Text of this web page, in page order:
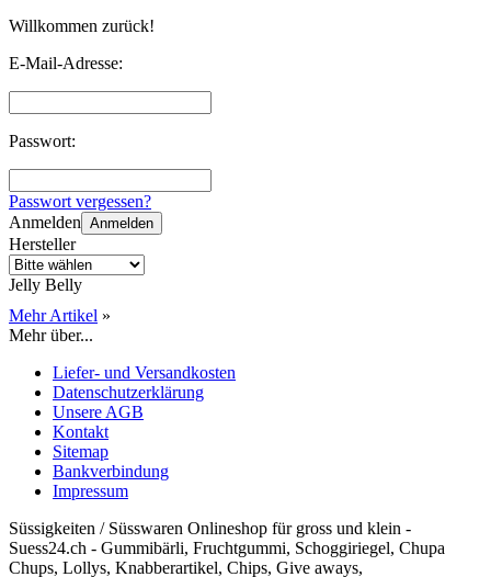
Willkommen zurück!
E-Mail-Adresse:
Passwort:
Passwort vergessen?
Anmelden Anmelden
Hersteller
Jelly Belly
Mehr Artikel »
Mehr über...
Liefer- und Versandkosten
Datenschutzerklärung
Unsere AGB
Kontakt
Sitemap
Bankverbindung
Impressum
Süssigkeiten / Süsswaren Onlineshop für gross und klein -
Suess24.ch - Gummibärli, Fruchtgummi, Schoggiriegel, Chupa
Chups, Lollys, Knabberartikel, Chips, Give aways,